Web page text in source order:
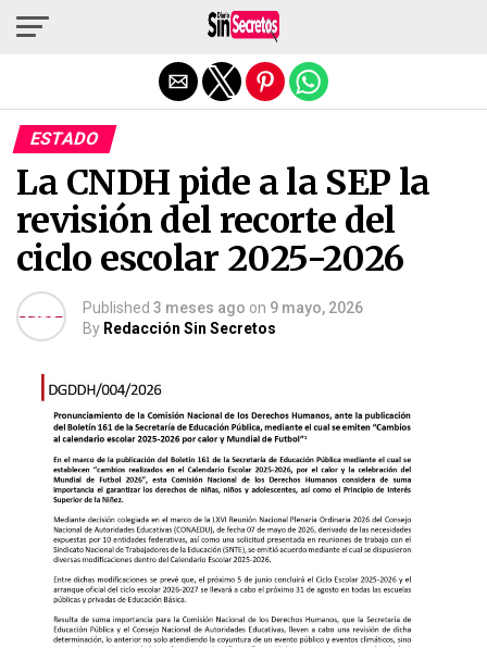
ESTADO
La CNDH pide a la SEP la
revisión del recorte del
ciclo escolar 2025-2026
Published 3 meses ago on 9 mayo, 2026
By Redacción Sin Secretos
Salir de la versión móvil